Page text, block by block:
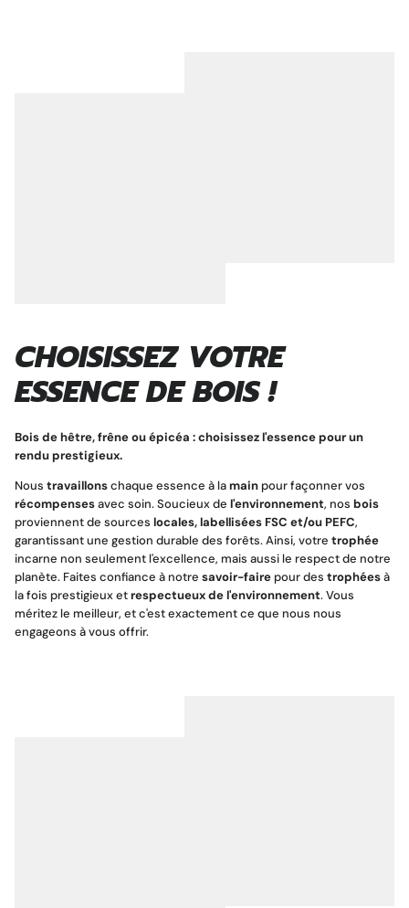
CHOISISSEZ VOTRE
ESSENCE DE BOIS !
Bois de hêtre, frêne ou épicéa : choisissez l'essence pour un
rendu prestigieux.
Nous travaillonschaque essence à lamainpour façonner vos
récompensesavec soin. Soucieux de l'environnement, nos bois
proviennent de sources locales, labellisées FSC et/ou PEFC,
garantissant une gestion durable des forêts. Ainsi, votre trophée
incarne non seulement l'excellence, mais aussi le respect de notre
planète. Faites confiance à notre savoir-fairepour des trophéesà
la fois prestigieux etrespectueux de l'environnement. Vous
méritez le meilleur, et c'est exactement ce que nous nous
engageons à vous offrir.